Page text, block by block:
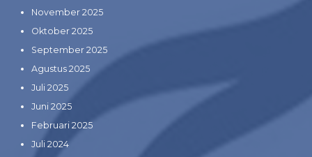
November 2025
Oktober 2025
September 2025
Agustus 2025
Juli 2025
Juni 2025
Februari 2025
Juli 2024